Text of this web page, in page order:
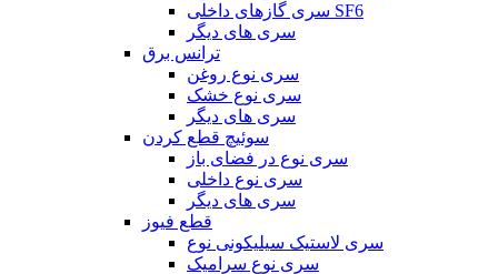
سری گازهای داخلی SF6
سری های دیگر
ترانس برق
سری نوع روغن
سری نوع خشک
سری های دیگر
سوئیچ قطع کردن
سری نوع در فضای باز
سری نوع داخلی
سری های دیگر
قطع فیوز
سری لاستیک سیلیکونی نوع
سری نوع سرامیک